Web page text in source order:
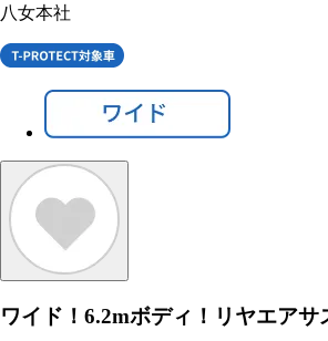
八女本社
ワイド！6.2mボディ！リヤエアサ